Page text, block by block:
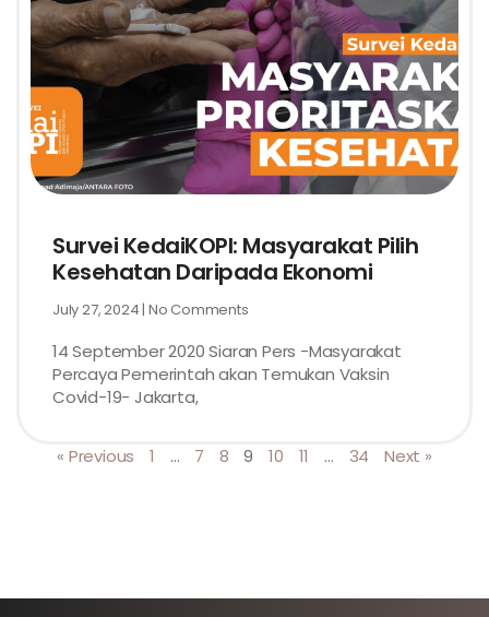
Survei KedaiKOPI: Masyarakat Pilih
Kesehatan Daripada Ekonomi
July 27, 2024 No Comments
14 September 2020 Siaran Pers -Masyarakat
Percaya Pemerintah akan Temukan Vaksin
Covid-19- Jakarta,
« Previous 1 … 7 8 9 10 11 … 34 Next »